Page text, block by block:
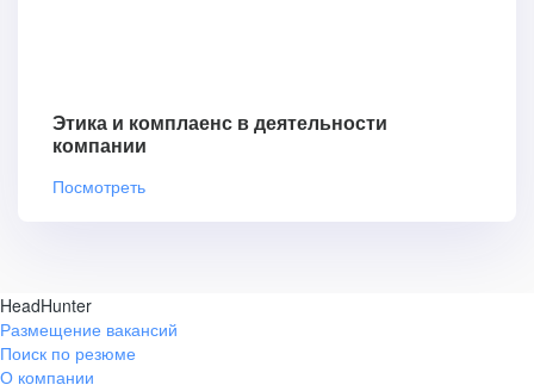
Этика и комплаенс в деятельности
компании
Посмотреть
HeadHunter
Размещение вакансий
Поиск по резюме
О компании